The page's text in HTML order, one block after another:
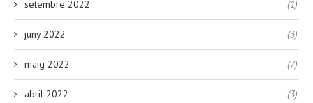
setembre 2022 (1)
juny 2022 (3)
maig 2022 (7)
abril 2022 (3)